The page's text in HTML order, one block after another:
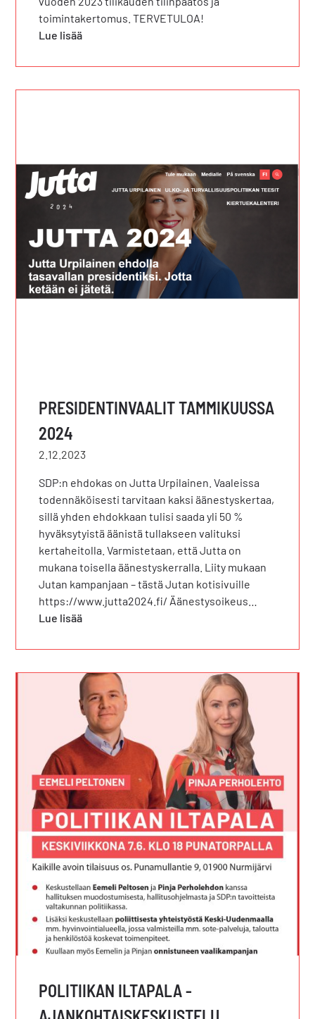
toimintakertomus. TERVETULOA!
Lue lisää
PRESIDENTINVAALIT TAMMIKUUSSA
2024
2.12.2023
SDP:n ehdokas on Jutta Urpilainen. Vaaleissa
todennäköisesti tarvitaan kaksi äänestyskertaa,
sillä yhden ehdokkaan tulisi saada yli 50 %
hyväksytyistä äänistä tullakseen valituksi
kertaheitolla. Varmistetaan, että Jutta on
mukana toisella äänestyskerralla. Liity mukaan
Jutan kampanjaan – tästä Jutan kotisivuille
https://www.jutta2024.fi/ Äänestysoikeus…
Lue lisää
POLITIIKAN ILTAPALA -